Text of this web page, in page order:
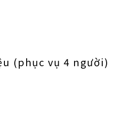
(phục vụ 4 người)